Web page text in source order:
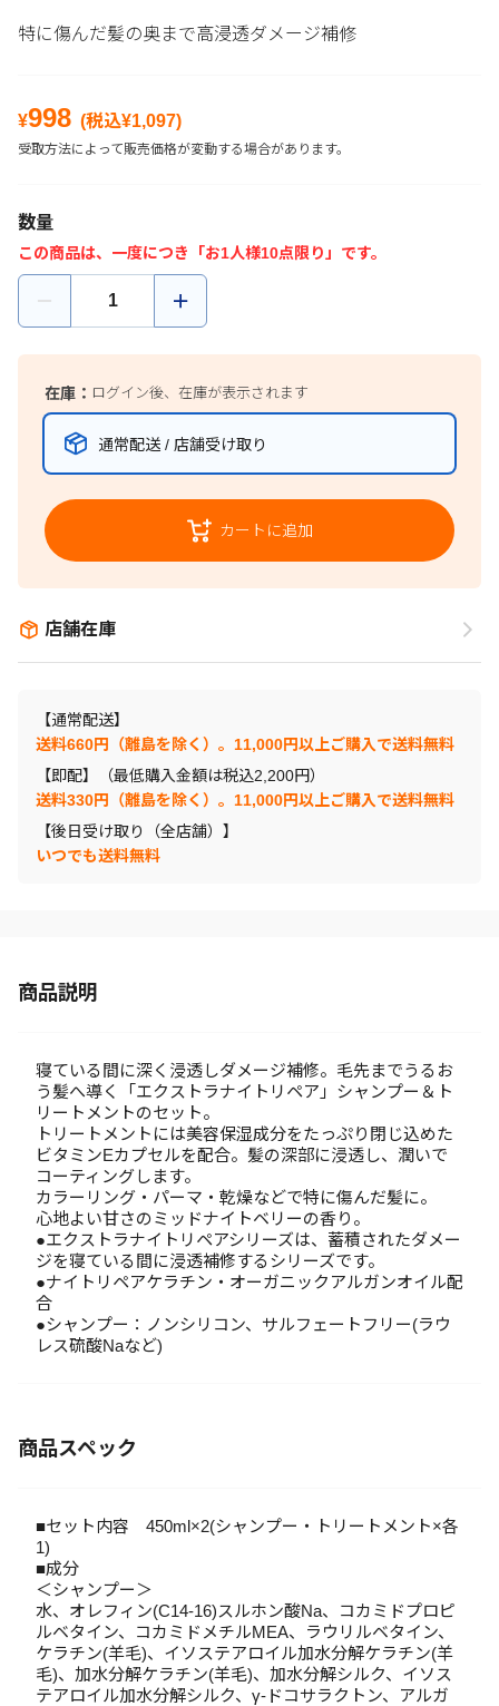
特に傷んだ髪の奥まで高浸透ダメージ補修
¥998 (税込¥1,097)
受取方法によって販売価格が変動する場合があります。
数量
この商品は、一度につき「お1人様10点限り」です。
在庫： ログイン後、在庫が表示されます
通常配送 / 店舗受け取り
カートに追加
店舗在庫
【通常配送】
送料660円（離島を除く）。11,000円以上ご購入で送料無料
【即配】（最低購入金額は税込2,200円）
送料330円（離島を除く）。11,000円以上ご購入で送料無料
【後日受け取り（全店舗）】
いつでも送料無料
商品説明
寝ている間に深く浸透しダメージ補修。毛先までうるお
う髪へ導く「エクストラナイトリペア」シャンプー＆ト
リートメントのセット。
トリートメントには美容保湿成分をたっぷり閉じ込めた
ビタミンEカプセルを配合。髪の深部に浸透し、潤いで
コーティングします。
カラーリング・パーマ・乾燥などで特に傷んだ髪に。
心地よい甘さのミッドナイトベリーの香り。
●エクストラナイトリペアシリーズは、蓄積されたダメー
ジを寝ている間に浸透補修するシリーズです。
●ナイトリペアケラチン・オーガニックアルガンオイル配
合
●シャンプー：ノンシリコン、サルフェートフリー(ラウ
レス硫酸Naなど)
商品スペック
■セット内容 450ml×2(シャンプー・トリートメント×各
1)
■成分
＜シャンプー＞
水、オレフィン(C14-16)スルホン酸Na、コカミドプロピ
ルベタイン、コカミドメチルMEA、ラウリルベタイン、
ケラチン(羊毛)、イソステアロイル加水分解ケラチン(羊
毛)、加水分解ケラチン(羊毛)、加水分解シルク、イソス
テアロイル加水分解シルク、γ-ドコサラクトン、アルガ